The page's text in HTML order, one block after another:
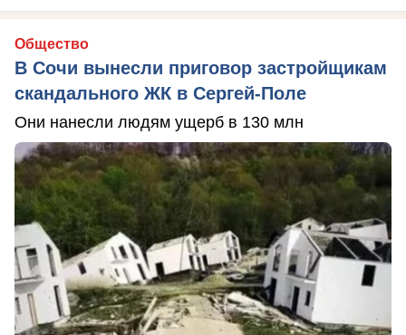
Общество
В Сочи вынесли приговор застройщикам
скандального ЖК в Сергей-Поле
Они нанесли людям ущерб в 130 млн